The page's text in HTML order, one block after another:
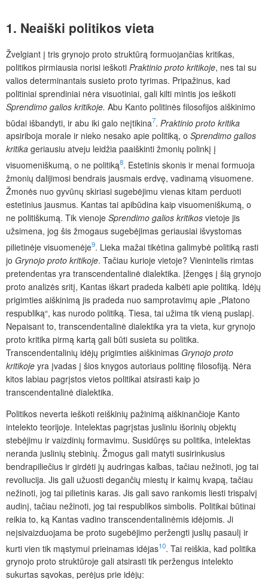
1. Neaiški politikos vieta
Žvelgiant į tris grynojo proto struktūrą formuojančias kritikas,
politikos pirmiausia norisi ieškoti Praktinio proto kritikoje, nes tai su
valios determinantais susieto proto tyrimas. Pripažinus, kad
politiniai sprendiniai nėra visuotiniai, gali kilti mintis jos ieškoti
Sprendimo galios kritikoje. Abu Kanto politinės filosofijos aiškinimo
būdai išbandyti, ir abu iki galo neįtikina7. Praktinio proto kritika
apsiriboja morale ir nieko nesako apie politiką, o Sprendimo galios
kritika geriausiu atveju leidžia paaiškinti žmonių polinkį į
visuomeniškumą, o ne politiką8. Estetinis skonis ir menai formuoja
žmonių dalijimosi bendrais jausmais erdvę, vadinamą visuomene.
Žmonės nuo gyvūnų skiriasi sugebėjimu vienas kitam perduoti
estetinius jausmus. Kantas tai apibūdina kaip visuomeniškumą, o
ne politiškumą. Tik vienoje Sprendimo galios kritikos vietoje jis
užsimena, jog šis žmogaus sugebėjimas geriausiai išvystomas
pilietinėje visuomenėje9. Lieka mažai tikėtina galimybė politiką rasti
jo Grynojo proto kritikoje. Tačiau kurioje vietoje? Vienintelis rimtas
pretendentas yra transcendentalinė dialektika. Įžengęs į šią grynojo
proto analizės sritį, Kantas iškart pradeda kalbėti apie politiką. Idėjų
prigimties aiškinimą jis pradeda nuo samprotavimų apie „Platono
respubliką“, kas nurodo politiką. Tiesa, tai užima tik vieną puslapį.
Nepaisant to, transcendentalinė dialektika yra ta vieta, kur grynojo
proto kritika pirmą kartą gali būti susieta su politika.
Transcendentalinių idėjų prigimties aiškinimas Grynojo proto
kritikoje yra įvadas į šios knygos autoriaus politinę filosofiją. Nėra
kitos labiau pagrįstos vietos politikai atsirasti kaip jo
transcendentalinė dialektika.
Politikos neverta ieškoti reiškinių pažinimą aiškinančioje Kanto
intelekto teorijoje. Intelektas pagrįstas jusliniu išorinių objektų
stebėjimu ir vaizdinių formavimu. Susidūręs su politika, intelektas
neranda juslinių stebinių. Žmogus gali matyti susirinkusius
bendrapiliečius ir girdėti jų audringas kalbas, tačiau nežinoti, jog tai
revoliucija. Jis gali užuosti degančių miestų ir kaimų kvapą, tačiau
nežinoti, jog tai pilietinis karas. Jis gali savo rankomis liesti trispalvį
audinį, tačiau nežinoti, jog tai respublikos simbolis. Politikai būtinai
reikia to, ką Kantas vadino transcendentalinėmis idėjomis. Ji
neįsivaizduojama be proto sugebėjimo peržengti juslių pasaulį ir
kurti vien tik mąstymui prieinamas idėjas10. Tai reiškia, kad politika
grynojo proto struktūroje gali atsirasti tik peržengus intelekto
sukurtas sąvokas, perėjus prie idėjų: